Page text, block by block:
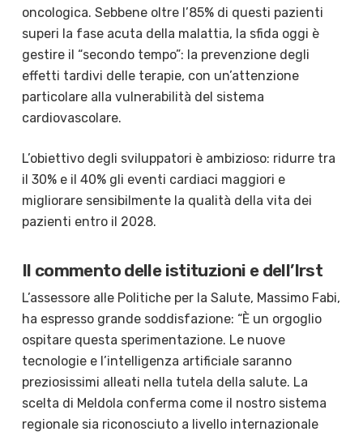
oncologica. Sebbene oltre l’85% di questi pazienti
superi la fase acuta della malattia, la sfida oggi è
gestire il “secondo tempo”: la prevenzione degli
effetti tardivi delle terapie, con un’attenzione
particolare alla vulnerabilità del sistema
cardiovascolare.
L’obiettivo degli sviluppatori è ambizioso: ridurre tra
il 30% e il 40% gli eventi cardiaci maggiori e
migliorare sensibilmente la qualità della vita dei
pazienti entro il 2028.
Il commento delle istituzioni e dell’Irst
L’assessore alle Politiche per la Salute, Massimo Fabi,
ha espresso grande soddisfazione: “È un orgoglio
ospitare questa sperimentazione. Le nuove
tecnologie e l’intelligenza artificiale saranno
preziosissimi alleati nella tutela della salute. La
scelta di Meldola conferma come il nostro sistema
regionale sia riconosciuto a livello internazionale